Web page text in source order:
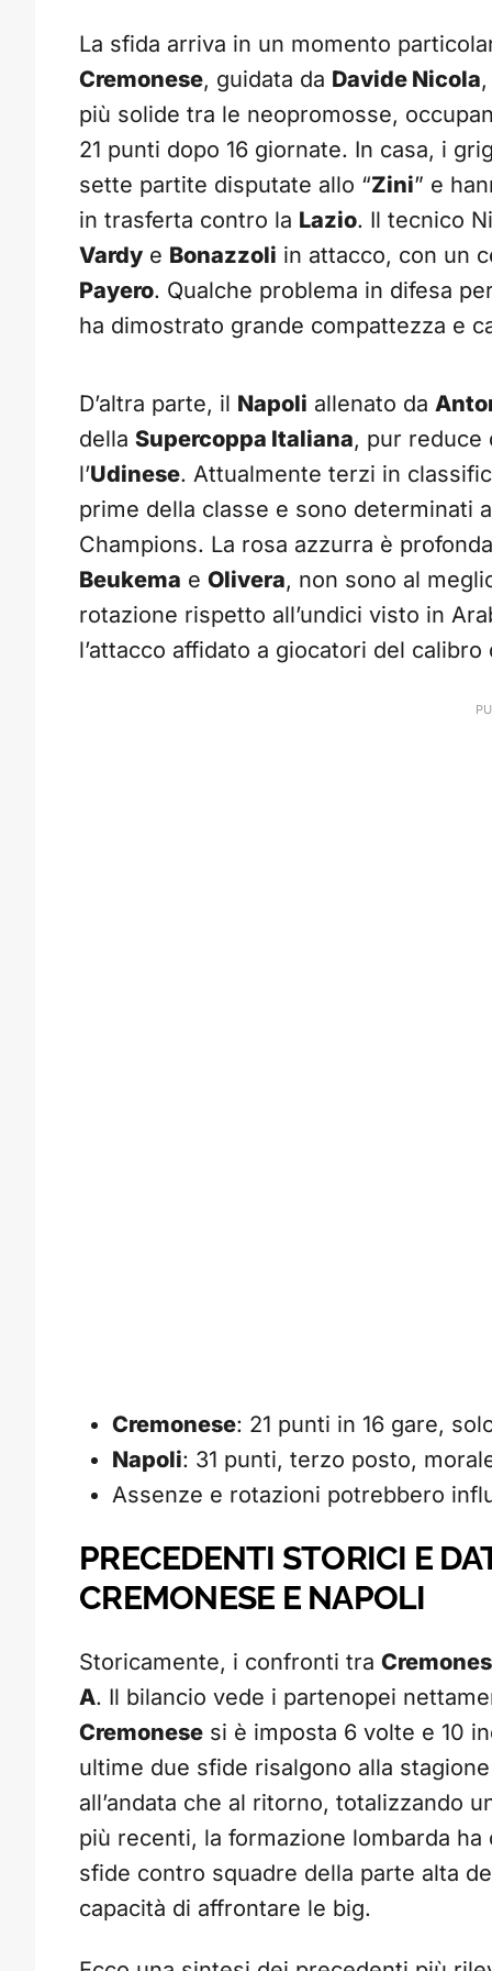
La sfida arriva in un momento
Cremonese, guidata da Davide Nicola
più solide tra le neopromosse,
21 punti dopo 16 giornate. In casa, i
sette partite disputate allo “Zini” e
in trasferta contro la Lazio. Il tecnico
Vardy e Bonazzoli in attacco, con un
Payero. Qualche problema in difesa
ha dimostrato grande compattezza e
D’altra parte, il Napoli allenato da
della Supercoppa Italiana, pur reduce
l’Udinese. Attualmente terzi in
prime della classe e sono determinati
Champions. La rosa azzurra è
Beukema e Olivera, non sono al
rotazione rispetto all’undici visto in
l’attacco affidato a giocatori del
Cremonese: 21 punti in 16 gare,
Napoli: 31 punti, terzo posto,
Assenze e rotazioni potrebbero
PRECEDENTI STORICI E
CREMONESE E NAPOLI
Storicamente, i confronti tra
A. Il bilancio vede i partenopei
Cremonese si è imposta 6 volte e 10
ultime due sfide risalgono alla
all’andata che al ritorno, totalizzando
più recenti, la formazione lombarda
sfide contro squadre della parte alta
capacità di affrontare le big.